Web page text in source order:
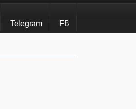
Telegram FB